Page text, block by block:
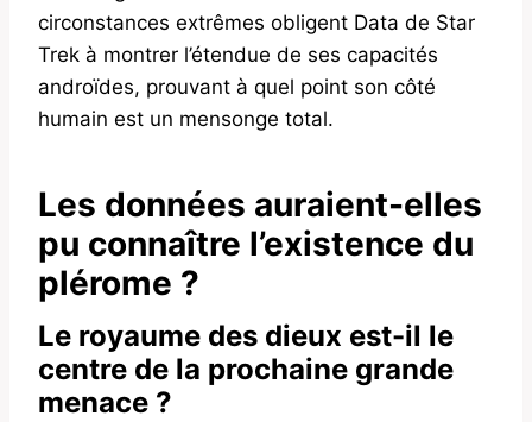
circonstances extrêmes obligent Data de Star
Trek à montrer l’étendue de ses capacités
androïdes, prouvant à quel point son côté
humain est un mensonge total.
Les données auraient-elles
pu connaître l’existence du
plérome ?
Le royaume des dieux est-il le
centre de la prochaine grande
menace ?